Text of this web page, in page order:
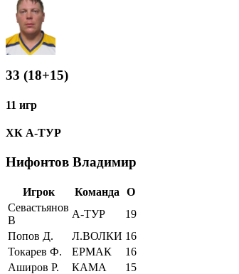
33 (18+15)
11 игр
ХК А-ТУР
Нифонтов Владимир
Игрок Команда
О
Севастьянов
В
А-ТУР
19
Попов Д.
Л.ВОЛКИ 16
Токарев Ф.
ЕРМАК
16
Аширов Р.
КАМА 15